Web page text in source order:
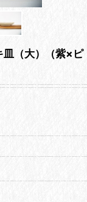
（大）（紫×ピ